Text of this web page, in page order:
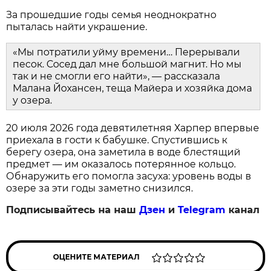
За прошедшие годы семья неоднократно
пыталась найти украшение.
«Мы потратили уйму времени… Перерывали
песок. Сосед дал мне большой магнит. Но мы
так и не смогли его найти», — рассказала
Малана Йохансен, теща Майера и хозяйка дома
у озера.
20 июля 2026 года девятилетняя Харпер впервые
приехала в гости к бабушке. Спустившись к
берегу озера, она заметила в воде блестящий
предмет — им оказалось потерянное кольцо.
Обнаружить его помогла засуха: уровень воды в
озере за эти годы заметно снизился.
Подписывайтесь на нашДзен иTelegram канал
ОЦЕНИТЕ МАТЕРИАЛ